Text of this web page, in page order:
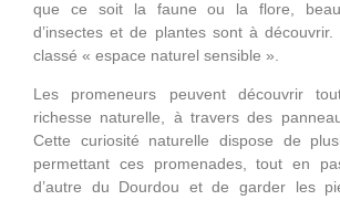
que ce soit la faune ou la flore,
d’insectes et de plantes sont à
classé « espace naturel sensible ».
Les promeneurs peuvent découvrir
richesse naturelle, à travers des
Cette curiosité naturelle dispose de
permettant ces promenades, tout en
d’autre du Dourdou et de garder les